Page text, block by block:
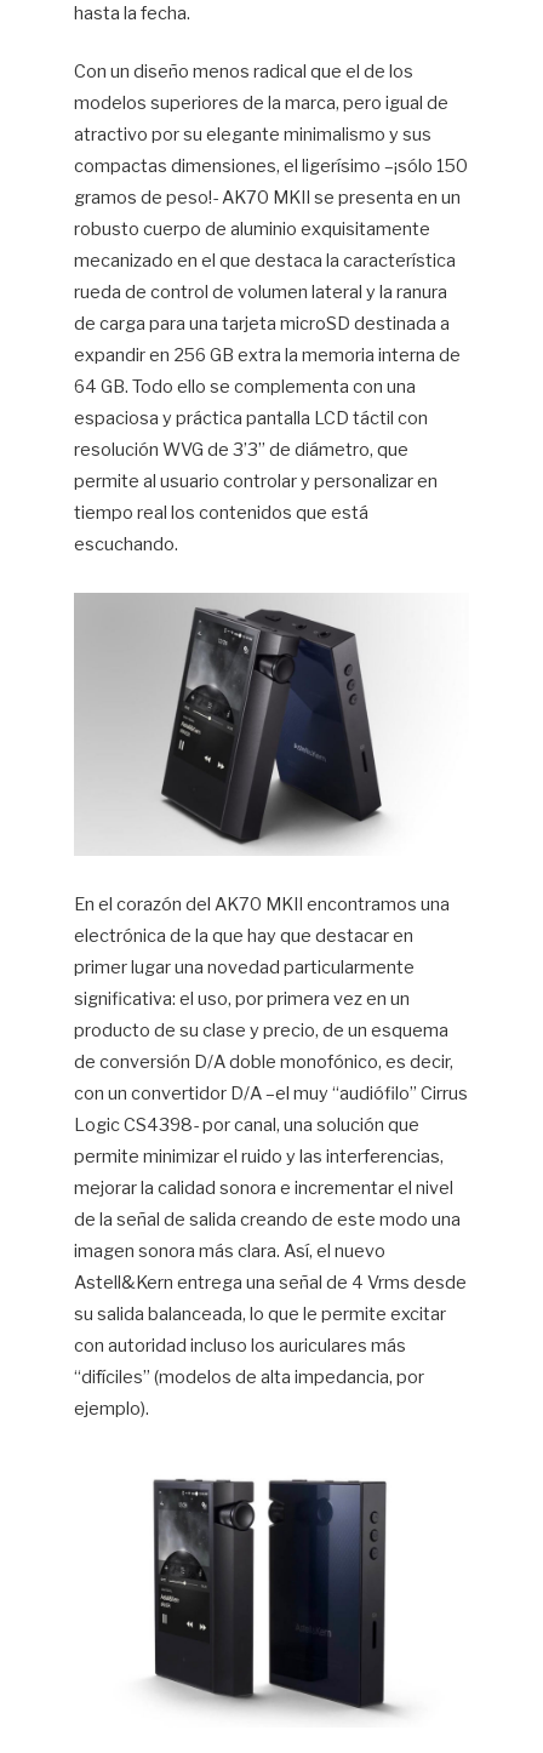
hasta la fecha.
Con un diseño menos radical que el de los
modelos superiores de la marca, pero igual de
atractivo por su elegante minimalismo y sus
compactas dimensiones, el ligerísimo –¡sólo 150
gramos de peso!- AK70 MKII se presenta en un
robusto cuerpo de aluminio exquisitamente
mecanizado en el que destaca la característica
rueda de control de volumen lateral y la ranura
de carga para una tarjeta microSD destinada a
expandir en 256 GB extra la memoria interna de
64 GB. Todo ello se complementa con una
espaciosa y práctica pantalla LCD táctil con
resolución WVG de 3’3” de diámetro, que
permite al usuario controlar y personalizar en
tiempo real los contenidos que está
escuchando.
En el corazón del AK70 MKII encontramos una
electrónica de la que hay que destacar en
primer lugar una novedad particularmente
significativa: el uso, por primera vez en un
producto de su clase y precio, de un esquema
de conversión D/A doble monofónico, es decir,
con un convertidor D/A –el muy “audiófilo” Cirrus
Logic CS4398- por canal, una solución que
permite minimizar el ruido y las interferencias,
mejorar la calidad sonora e incrementar el nivel
de la señal de salida creando de este modo una
imagen sonora más clara. Así, el nuevo
Astell&Kern entrega una señal de 4 Vrms desde
su salida balanceada, lo que le permite excitar
con autoridad incluso los auriculares más
“difíciles” (modelos de alta impedancia, por
ejemplo).